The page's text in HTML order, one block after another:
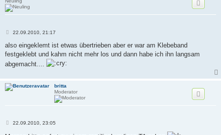
B
i
r
g
22.09.2010, 21:17
also eingeklemt ist etwas übertrieben aber er war am Klebeband
festgeklebt und kahm nicht mehr los und dann habe ich ihn langsam
abgemacht....
britta
Moderator
B22.09.2010, 23:05